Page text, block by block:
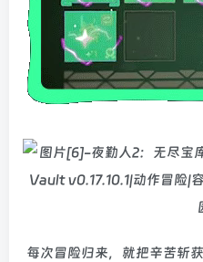
每次冒险归来，就把辛苦斩